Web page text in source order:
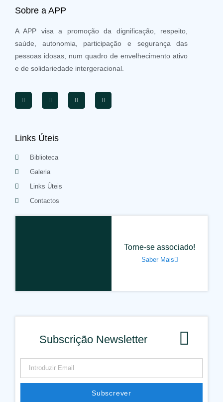
Sobre a APP
A APP visa a promoção da dignificação, respeito,
saúde, autonomia, participação e segurança das
pessoas idosas, num quadro de envelhecimento ativo
e de solidariedade intergeracional.
Links Úteis
Biblioteca
Galeria
Links Úteis
Contactos
Torne-se associado!
Saber Mais
Subscrição Newsletter
Subscrever